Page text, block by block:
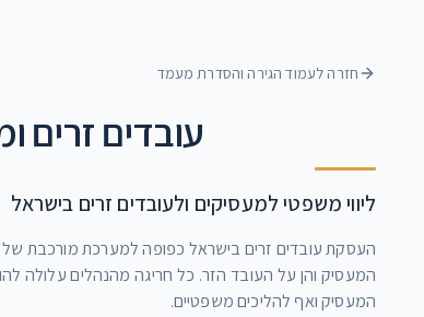
חזרה לעמוד הגירה והסדרת מעמד
עובדים זרים
ליווי משפטי למעסיקים ולעובדים זרים בישראל
העסקת עובדים זרים בישראל כפופה למערכת מורכבת של
המעסיק והן על העובד הזר. כל חריגה מהנהלים עלולה
המעסיק ואף להליכים משפטיים.